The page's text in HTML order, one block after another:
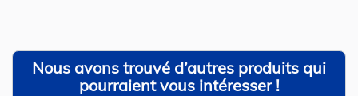
Nous avons trouvé d’autres produits qui
pourraient vous intéresser !